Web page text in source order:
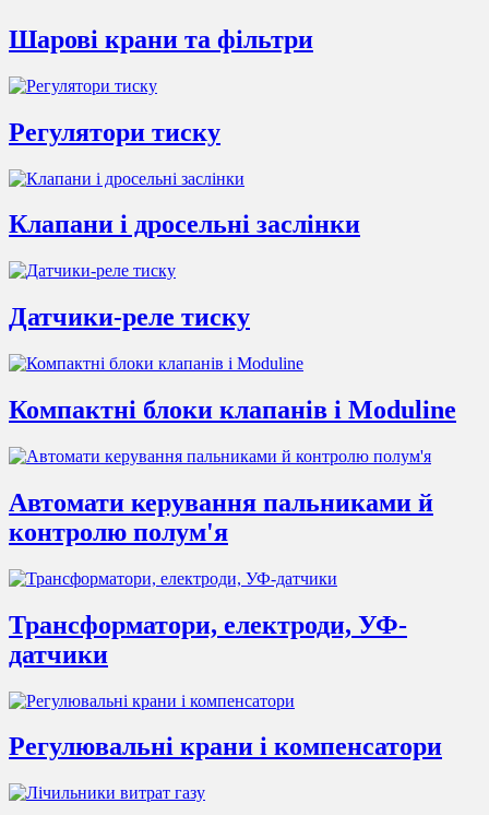
Шарові крани та фільтри
Регулятори тиску
Клапани і дросельні заслінки
Датчики-реле тиску
Компактні блоки клапанів і Moduline
Автомати керування пальниками й
контролю полум'я
Трансформатори, електроди, УФ-
датчики
Регулювальні крани і компенсатори